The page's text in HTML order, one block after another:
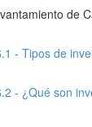
de
- Tipos de
- ¿Qué son